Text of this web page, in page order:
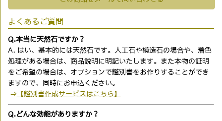
よくあるご質問
Q.本当に天然石ですか？
A. はい、基本的には天然石です。人工石や模造石の場合や、着色
処理がある場合は、商品説明に明記いたします。また本物の証明
をご希望の場合は、オプションで鑑別書をお作りすることができ
ますので、同時にお申込ください。
⇒ 【鑑別書作成サービスはこちら】
Q.どんな効能がありますか？